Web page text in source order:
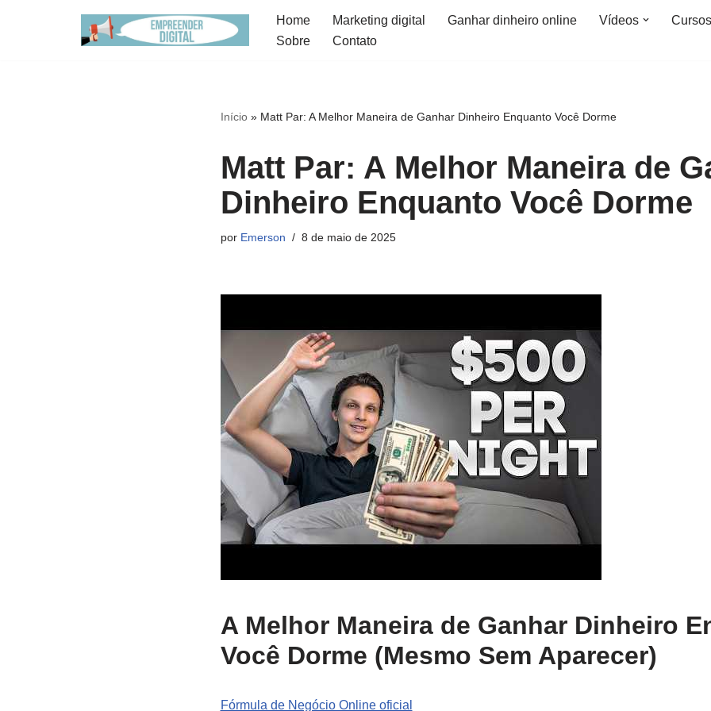
Home Marketing digital Ganhar dinheiro online Vídeos Cursos
Sobre
Contato
Início» Matt Par: A Melhor Maneira de Ganhar Dinheiro Enquanto Você Dorme
Matt Par: A Melhor Maneira de
Dinheiro Enquanto Você Dorme
por Emerson 8 de maio de 2025
A Melhor Maneira de Ganhar Dinheiro
Você Dorme (Mesmo Sem Aparecer)
Fórmula de Negócio Online oficial